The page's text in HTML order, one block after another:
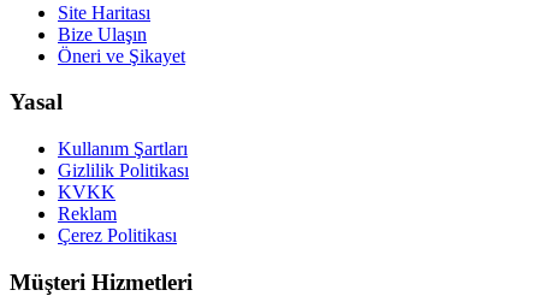
Site Haritası
Bize Ulaşın
Öneri ve Şikayet
Yasal
Kullanım Şartları
Gizlilik Politikası
KVKK
Reklam
Çerez Politikası
Müşteri Hizmetleri